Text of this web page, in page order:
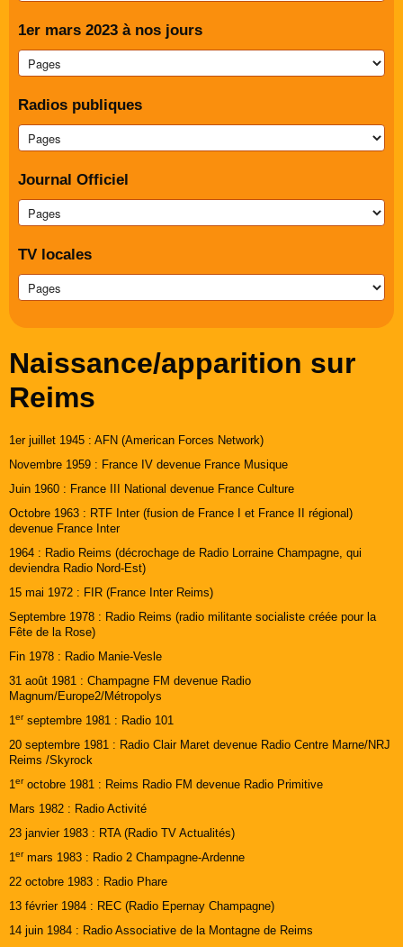
1er mars 2023 à nos jours
Radios publiques
Journal Officiel
TV locales
Naissance/apparition sur
Reims
1er juillet 1945 : AFN (American Forces Network)
Novembre 1959 : France IV devenue France Musique
Juin 1960 : France III National devenue France Culture
Octobre 1963 : RTF Inter (fusion de France I et France II régional)
devenue France Inter
1964 : Radio Reims (décrochage de Radio Lorraine Champagne, qui
deviendra Radio Nord-Est)
15 mai 1972 : FIR (France Inter Reims)
Septembre 1978 : Radio Reims (radio militante socialiste créée pour la
Fête de la Rose)
Fin 1978 : Radio Manie-Vesle
31 août 1981 : Champagne FM devenue Radio
Magnum/Europe2/Métropolys
1erseptembre 1981 : Radio 101
20 septembre 1981 : Radio Clair Maret devenue Radio Centre Marne/NRJ
Reims /Skyrock
1eroctobre 1981 : Reims Radio FM devenue Radio Primitive
Mars 1982 : Radio Activité
23 janvier 1983 : RTA (Radio TV Actualités)
1ermars 1983 : Radio 2 Champagne-Ardenne
22 octobre 1983 : Radio Phare
13 février 1984 : REC (Radio Epernay Champagne)
14 juin 1984 : Radio Associative de la Montagne de Reims